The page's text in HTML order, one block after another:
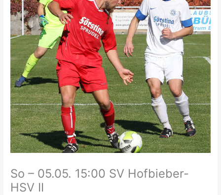
So – 05.05. 15:00 SV Hofbieber-
HSV II